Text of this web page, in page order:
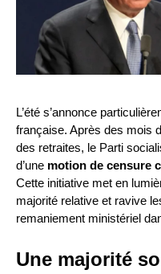
L’été s’annonce
française. Après des mois
des retraites, le Parti
d’une motion de censure
Cette initiative met en
majorité relative et ravive
remaniement ministériel
Une majorité